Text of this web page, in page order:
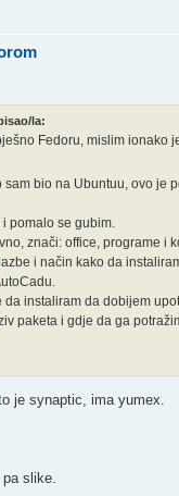
la:
Fedoru, mislim ionako
sam bio na Ubuntuu, ovo je
pomalo se gubim.
znači: office, programe i
i način kako da
da instaliram da dobijem
paketa i gdje da ga
je synaptic, ima yumex.
slike.